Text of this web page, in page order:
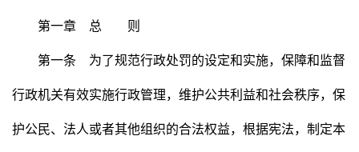
第一章 总 则
第一条 为了规范行政处罚的设定和实施，保障和监督
行政机关有效实施行政管理，维护公共利益和社会秩序，保
护公民、法人或者其他组织的合法权益，根据宪法，制定本